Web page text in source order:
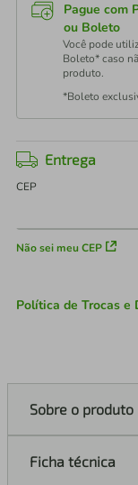
Pague com
ou Boleto
Você pode
Boleto* caso
produto.
*Boleto
Entrega
CEP
Não sei meu CEP
Política de Trocas e
Sobre o produto
Ficha técnica